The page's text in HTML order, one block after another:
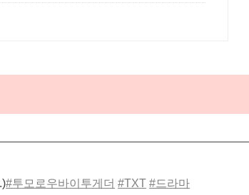
#투모로우바이투게더 #TXT #드라마